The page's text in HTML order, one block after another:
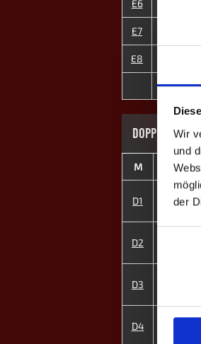
Wir
und
der
E6
E7
E8
DOPPEL-
M
D1
D2
D3
D4